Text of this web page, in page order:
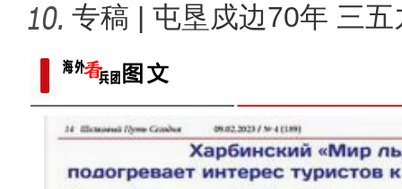
新疆莎车县2023年重点
哪些
专稿 | 屯垦戍边70年 三
海播